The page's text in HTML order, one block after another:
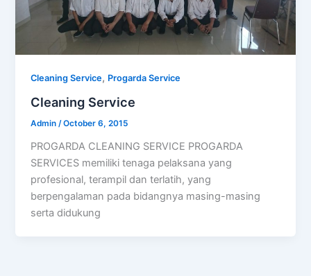
Cleaning Service, Progarda Service
Cleaning Service
Admin/October 6, 2015
PROGARDA CLEANING SERVICE PROGARDA
SERVICES memiliki tenaga pelaksana yang
profesional, terampil dan terlatih, yang
berpengalaman pada bidangnya masing-masing
serta didukung